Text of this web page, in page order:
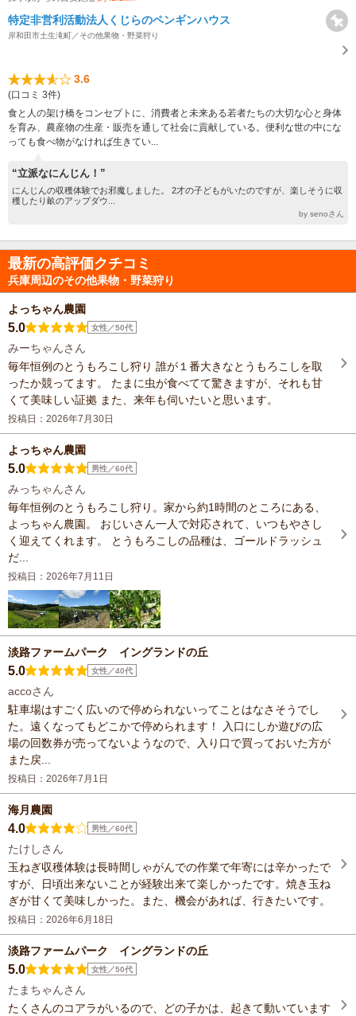
特定非営利活動法人くじらのペンギンハウス
岸和田市土生滝町／その他果物・野菜狩り
3.6
(口コミ 3件)
食と人の架け橋をコンセプトに、消費者と未来ある若者たちの大切な心と身体
を育み、農産物の生産・販売を通して社会に貢献している。便利な世の中にな
っても食べ物がなければ生きてい...
“立派なにんじん！”
にんじんの収穫体験でお邪魔しました。 2才の子どもがいたのですが、楽しそうに収
穫したり畝のアップダウ...
by senoさん
最新の高評価クチコミ
兵庫周辺のその他果物・野菜狩り
よっちゃん農園
5.0 女性／50代
みーちゃんさん
毎年恒例のとうもろこし狩り 誰が１番大きなとうもろこしを取
ったか競ってます。 たまに虫が食べてて驚きますが、それも甘
くて美味しい証拠 また、来年も伺いたいと思います。
投稿日：2026年7月30日
よっちゃん農園
5.0 男性／60代
みっちゃんさん
毎年恒例のとうもろこし狩り。家から約1時間のところにある、
よっちゃん農園。 おじいさん一人で対応されて、いつもやさし
く迎えてくれます。 とうもろこしの品種は、ゴールドラッシュ
だ...
投稿日：2026年7月11日
淡路ファームパーク イングランドの丘
5.0 女性／40代
accoさん
駐車場はすごく広いので停められないってことはなさそうでし
た。遠くなってもどこかで停められます！ 入口にしか遊びの広
場の回数券が売ってないようなので、入り口で買っておいた方が
また戻...
投稿日：2026年7月1日
海月農園
4.0 男性／60代
たけしさん
玉ねぎ収穫体験は長時間しゃがんでの作業で年寄には辛かったで
すが、日頃出来ないことが経験出来て楽しかったです。焼き玉ね
ぎが甘くて美味しかった。また、機会があれば、行きたいです。
投稿日：2026年6月18日
淡路ファームパーク イングランドの丘
5.0 女性／50代
たまちゃんさん
たくさんのコアラがいるので、どの子かは、起きて動いています